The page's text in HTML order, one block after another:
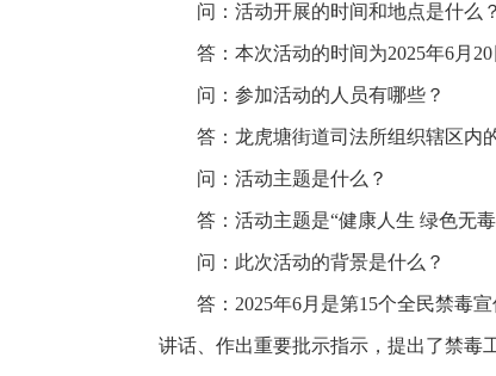
问：活动开展的时间和地点是什么？
答：本次活动的时间为2025年6月
问：参加活动的人员有哪些？
答：龙虎塘街道司法所组织辖区内
问：活动主题是什么？
答：活动主题是“健康人生 绿色无毒
问：此次活动的背景是什么？
答：2025年6月是第15个全民禁毒
讲话、作出重要批示指示，提出了禁毒